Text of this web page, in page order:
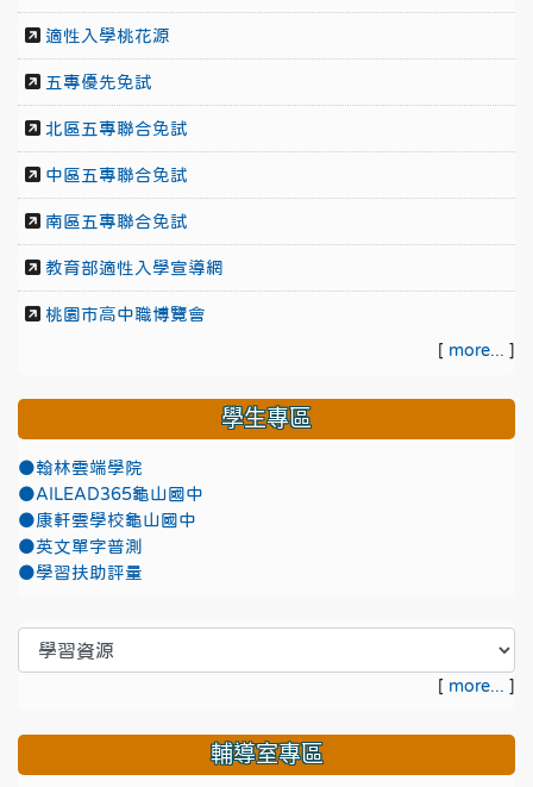
適性入學桃花源
五專優先免試
北區五專聯合免試
中區五專聯合免試
南區五專聯合免試
教育部適性入學宣導網
桃園市高中職博覽會
[ more... ]
學生專區
●翰林雲端學院
●AILEAD365龜山國中
●康軒雲學校龜山國中
●英文單字普測
●學習扶助評量
[ more... ]
輔導室專區